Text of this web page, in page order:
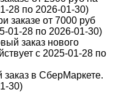
28 по 2026-01-30)
заказе от 7000 руб
01-28 по 2026-01-30)
заказ нового
с 2025-01-28 по
в СберМаркете.
30)